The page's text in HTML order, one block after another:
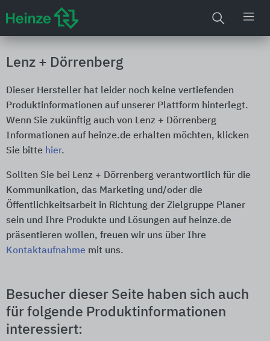
Lenz + Dörrenberg
Dieser Hersteller hat leider noch keine vertiefenden
Produktinformationen auf unserer Plattform hinterlegt.
Wenn Sie zukünftig auch von Lenz + Dörrenberg
Informationen auf heinze.de erhalten möchten, klicken
Sie bitte hier.
Sollten Sie bei Lenz + Dörrenberg verantwortlich für die
Kommunikation, das Marketing und/oder die
Öffentlichkeitsarbeit in Richtung der Zielgruppe Planer
sein und Ihre Produkte und Lösungen auf heinze.de
präsentieren wollen, freuen wir uns über Ihre
Kontaktaufnahme mit uns.
Besucher dieser Seite haben sich auch
für folgende Produktinformationen
interessiert: